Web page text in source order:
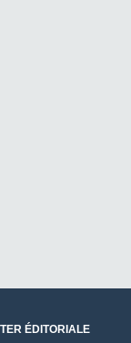
ÉDITORIALE